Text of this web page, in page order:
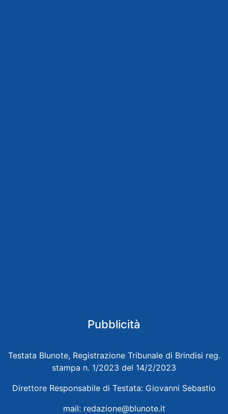
Pubblicità
Testata Blunote, Registrazione Tribunale di Brindisi reg.
stampa n. 1/2023 del 14/2/2023
Direttore Responsabile di Testata: Giovanni Sebastio
mail: redazione@blunote.it